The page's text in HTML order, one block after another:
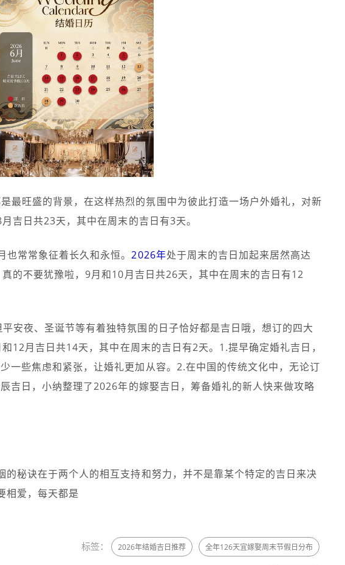
最旺盛的背景，在这样热烈的氛围中为彼此打造一场户外婚礼，对新
吉日共23天，其中在周末的吉日有3天。
也常常象征着长久和永恒。2026年处于周末的吉日加起来居然高达
的不要犹豫啦，9月和10月吉日共26天，其中在周末的吉日有12
安夜、圣诞节等有着独特氛围的日子恰好都是吉日哦，想订的四大
12月吉日共14天，其中在周末的吉日有2天。1.提早确定婚礼吉日，
一些焦虑和紧张，让婚礼更加从容。2.在中国的传统文化中，无论订
吉日，小纳整理了2026年的嫁娶吉日，筹备婚礼的新人快来做攻略
的秘诀在于两个人的相互支持和努力，并不是靠某个特定的吉日来决
相爱，每天都是
标签： 2026年结婚吉日推荐 全年126天宜嫁娶周末节假日分布